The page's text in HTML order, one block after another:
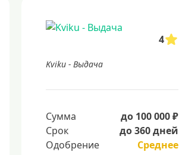
4
Kviku - Выдача
Сумма
до 100 000 ₽
Срок
до 360 дней
Одобрение
Среднее